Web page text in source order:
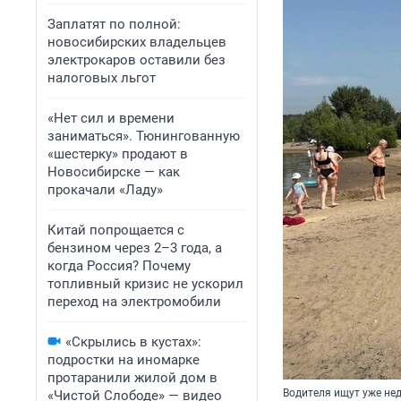
Заплатят по полной:
новосибирских владельцев
электрокаров оставили без
налоговых льгот
«Нет сил и времени
заниматься». Тюнингованную
«шестерку» продают в
Новосибирске — как
прокачали «Ладу»
Китай попрощается с
бензином через 2–3 года, а
когда Россия? Почему
топливный кризис не ускорил
переход на электромобили
«Скрылись в кустах»:
подростки на иномарке
протаранили жилой дом в
«Чистой Слободе» — видео
Водителя ищут уже